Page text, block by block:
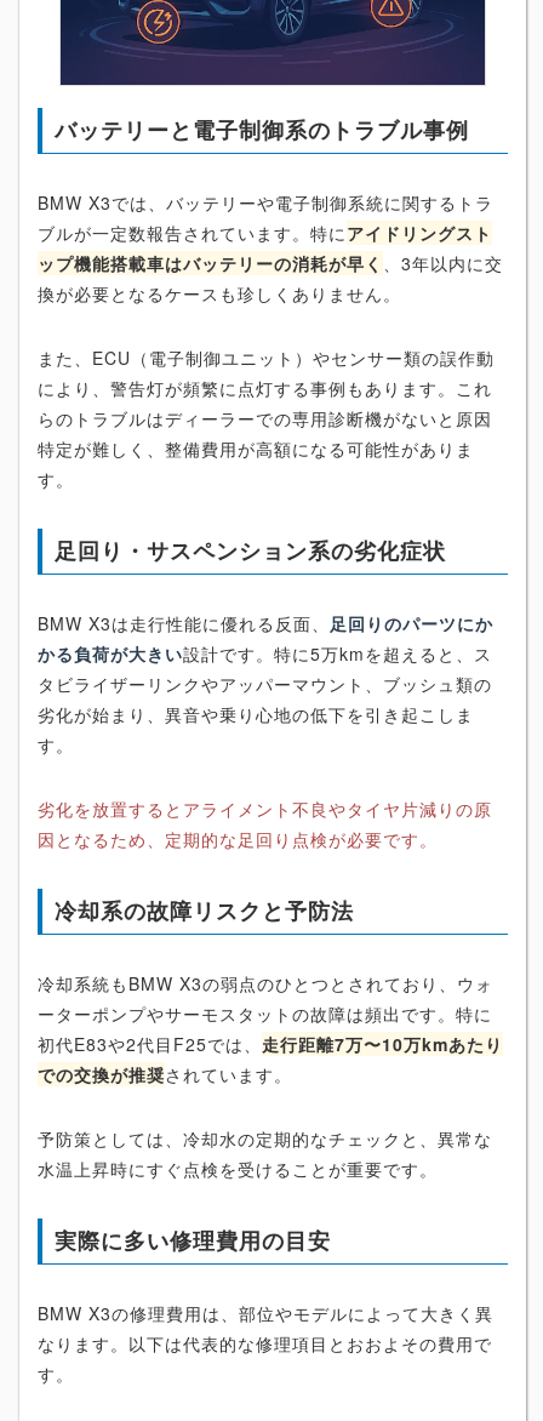
バッテリーと電子制御系のトラブル事例
BMW X3では、バッテリーや電子制御系統に関するトラ
ブルが一定数報告されています。特にアイドリングスト
ップ機能搭載車はバッテリーの消耗が早く 、3年以内に交
換が必要となるケースも珍しくありません。
また、ECU（電子制御ユニット）やセンサー類の誤作動
により、警告灯が頻繁に点灯する事例もあります。これ
らのトラブルはディーラーでの専用診断機がないと原因
特定が難しく、整備費用が高額になる可能性がありま
す。
足回り・サスペンション系の劣化症状
BMW X3は走行性能に優れる反面、 足回りのパーツにか
かる負荷が大きい設計です。特に5万kmを超えると、ス
タビライザーリンクやアッパーマウント、ブッシュ類の
劣化が始まり、異音や乗り心地の低下を引き起こしま
す。
劣化を放置するとアライメント不良やタイヤ片減りの原
因となるため、定期的な足回り点検が必要です。
冷却系の故障リスクと予防法
冷却系統もBMW X3の弱点のひとつとされており、ウォ
ーターポンプやサーモスタットの故障は頻出です。特に
初代E83や2代目F25では、 走行距離7万〜10万kmあたり
での交換が推奨されています。
予防策としては、冷却水の定期的なチェックと、異常な
水温上昇時にすぐ点検を受けることが重要です。
実際に多い修理費用の目安
BMW X3の修理費用は、部位やモデルによって大きく異
なります。以下は代表的な修理項目とおおよその費用で
す。